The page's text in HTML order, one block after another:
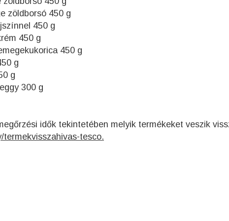
zöldborsó 450 g
450 g
450 g
450 g
g
g
300 g
idők tekintetében melyik termékeket veszik
termekvisszahivas-tesco.